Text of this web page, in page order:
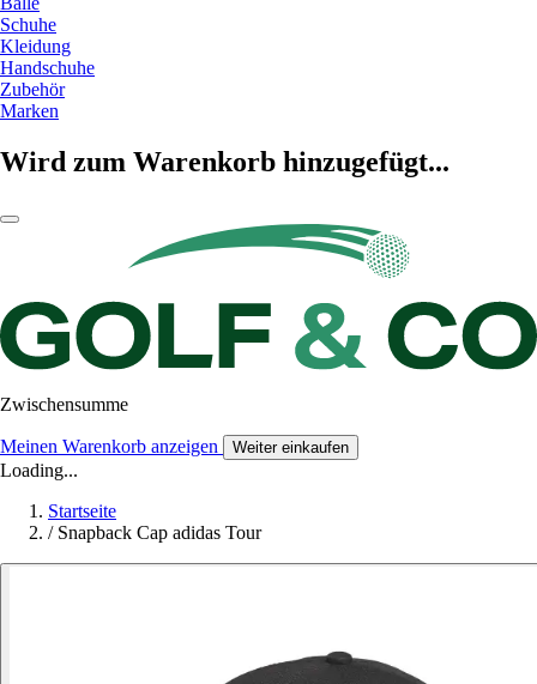
Schuhe
Kleidung
Handschuhe
Zubehör
Marken
Wird zum Warenkorb hinzugefügt...
Zwischensumme
Meinen Warenkorb anzeigen Weiter einkaufen
Loading...
Startseite
/ Snapback Cap adidas Tour